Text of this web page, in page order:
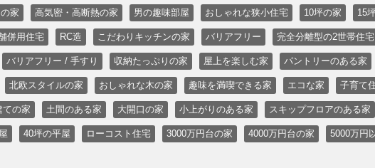
家 高気密・高断熱の家 男の趣味部屋 おしゃれな狭小住宅 10坪の家 15
併用住宅 RC造 こだわりキッチンの家 バリアフリー 完全分離型の2世帯住宅
バリアフリー / 手すり 収納たっぷりの家 屋上を楽しむ家 パントリーのある家
北欧スタイルの家 おしゃれな木の家 趣味を満喫できる家 エコな家 子育て
ての家 土間のある家 大開口の家 小上がりのある家 スキップフロアのある家
40坪の平屋 ローコスト住宅 3000万円台の家 4000万円台の家 5000万円